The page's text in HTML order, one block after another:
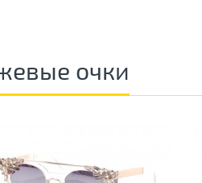
очки